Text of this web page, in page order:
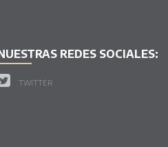
REDES SOCIALES:
TWITTER